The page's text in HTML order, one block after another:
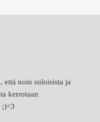
että noin suloisista ja
kerrotaan
;)<3